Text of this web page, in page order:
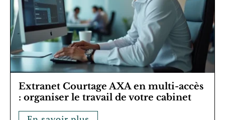
Extranet Courtage AXA en multi-accès
: organiser le travail de votre cabinet